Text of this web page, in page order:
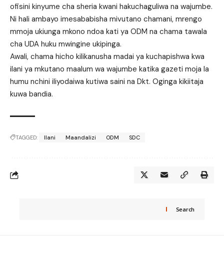
ofisini kinyume cha sheria kwani hakuchaguliwa na wajumbe.
Ni hali ambayo imesababisha mivutano chamani, mrengo
mmoja ukiunga mkono ndoa kati ya ODM na chama tawala
cha UDA huku mwingine ukipinga.
Awali, chama hicho kilikanusha madai ya kuchapishwa kwa
ilani ya mkutano maalum wa wajumbe katika gazeti moja la
humu nchini iliyodaiwa kutiwa saini na Dkt. Oginga kikiitaja
kuwa bandia.
TAGGED: Ilani Maandalizi ODM SDC
Search